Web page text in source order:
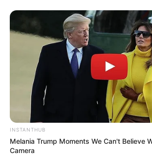
INSTANTHUB
Melania Trump Moments We Can't Believe
Camera